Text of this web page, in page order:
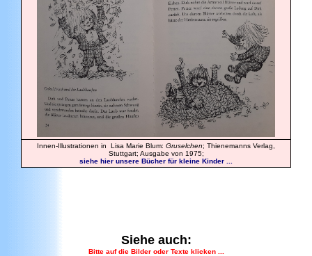
Innen-Illustrationen in Lisa Marie Blum: Gruselchen; Thienemanns Verlag,
Stuttgart; Ausgabe von 1975;
siehe hier unsere Bücher für kleine Kinder ...
Siehe auch:
Bitte auf die Bilder oder Texte klicken ...